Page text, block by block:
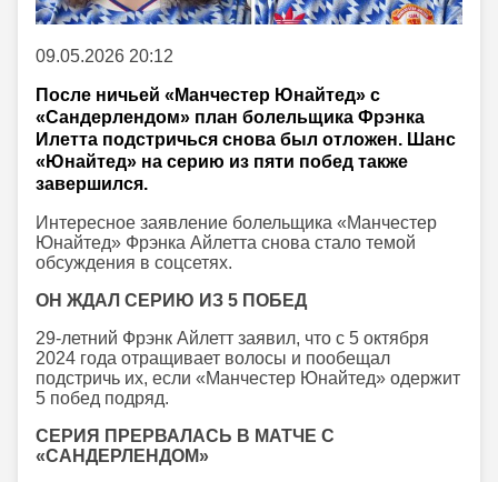
09.05.2026 20:12
После ничьей «Манчестер Юнайтед» с
«Сандерлендом» план болельщика Фрэнка
Илетта подстричься снова был отложен. Шанс
«Юнайтед» на серию из пяти побед также
завершился.
Интересное заявление болельщика «Манчестер
Юнайтед» Фрэнка Айлетта снова стало темой
обсуждения в соцсетях.
ОН ЖДАЛ СЕРИЮ ИЗ 5 ПОБЕД
29-летний Фрэнк Айлетт заявил, что с 5 октября
2024 года отращивает волосы и пообещал
подстричь их, если «Манчестер Юнайтед» одержит
5 побед подряд.
СЕРИЯ ПРЕРВАЛАСЬ В МАТЧЕ С
«САНДЕРЛЕНДОМ»